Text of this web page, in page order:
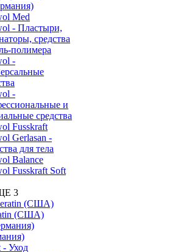
Med
- Пластыри,
средства
полимера
-
-
и
средства
Fusskraft
Gerlasan -
для тела
Balance
Fusskraft Soft
3
(США)
- Уход